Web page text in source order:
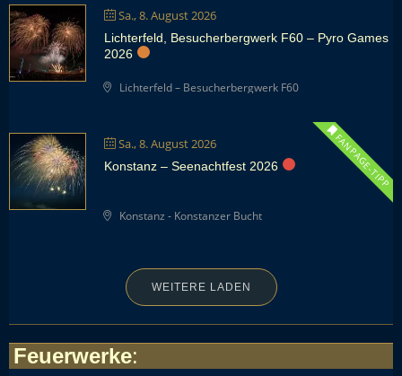
Sa., 8. August 2026
Lichterfeld, Besucherbergwerk F60 – Pyro Games
2026
Lichterfeld – Besucherbergwerk F60
Sa., 8. August 2026 FANPAGE-TIPP
Konstanz – Seenachtfest 2026
Konstanz - Konstanzer Bucht
WEITERE LADEN
Feuerwerke: